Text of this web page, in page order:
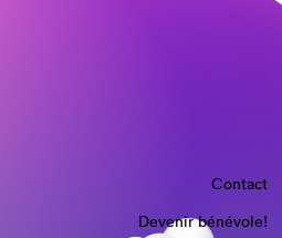
Contact
Devenir bénévole!